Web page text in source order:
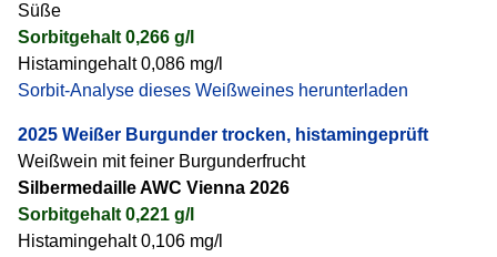
Süße
Sorbitgehalt 0,266 g/l
Histamingehalt 0,086 mg/l
Sorbit-Analyse dieses Weißweines herunterladen
2025 Weißer Burgunder trocken, histamingeprüft
Weißwein mit feiner Burgunderfrucht
Silbermedaille AWC Vienna 2026
Sorbitgehalt 0,221 g/l
Histamingehalt 0,106 mg/l